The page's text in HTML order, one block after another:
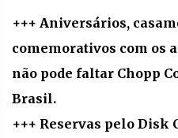
+++ Aniversários,
comemorativos com os
não pode faltar Chopp
Brasil.
+++ Reservas pelo Disk